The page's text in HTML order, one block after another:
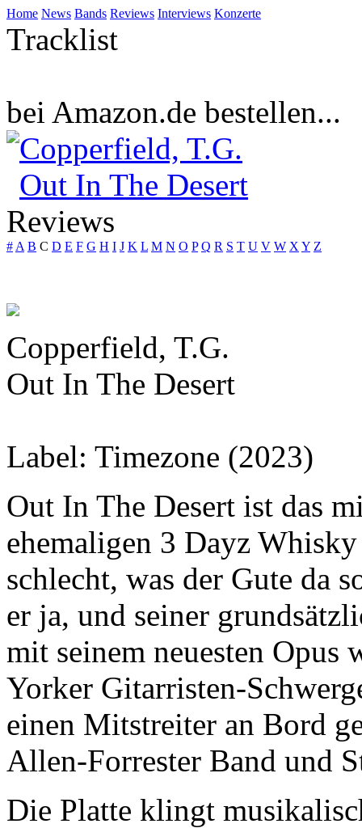
Home News Bands Reviews Interviews Konzerte
Tracklist
bei Amazon.de bestellen...
Copperfield, T.G.
Out In The Desert
Reviews
# A B C D E F G H I J K L M N O P Q R S T U V W X Y Z
Copperfield, T.G.
Out In The Desert
Label: Timezone (2023)
Out In The Desert ist das
ehemaligen 3 Dayz
schlecht, was der Gute da
er ja, und seiner
mit seinem neuesten Opus
Yorker Gitarristen-
einen Mitstreiter an Bord
Allen-Forrester Band und
Die Platte klingt